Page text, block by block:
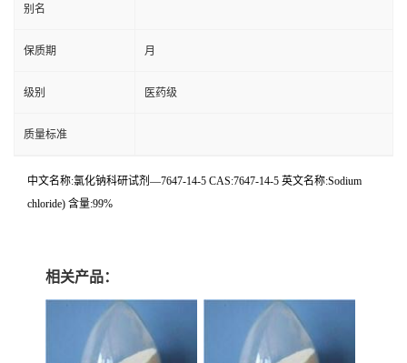
别名
保质期 月
级别 医药级
质量标准
中文名称:氯化钠科研试剂—7647-14-5 CAS:7647-14-5 英文名称:Sodium
chloride) 含量:99%
相关产品：